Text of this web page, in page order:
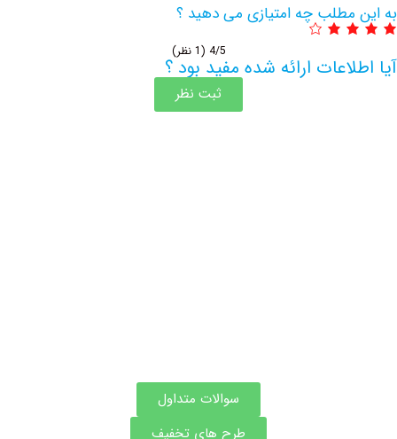
چه امتیازی می دهید ؟
ارائه شده مفید بود ؟
ثبت نظر
سوالات متداول
طرح های تخفیف